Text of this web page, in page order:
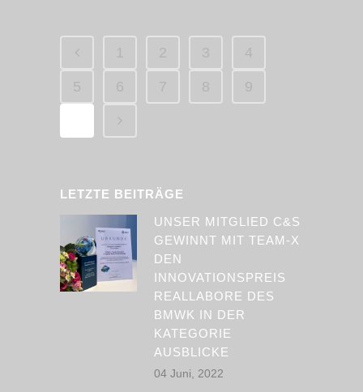
1 2 3 4
5 6 7 8 9
LETZTE BEITRÄGE
UNSER MITGLIED C&S
GEWINNT MIT TEAM-X
DEN
INNOVATIONSPREIS
REALLABORE DES
BMWK IN DER
KATEGORIE
AUSBLICKE
04 Juni, 2022